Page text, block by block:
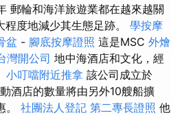
郵輪和海洋旅遊業都在越來越關
度地減少其生態足跡。 學按摩
盆 - 腳底按摩證照 這是MSC 外燴
灣開公司 地中海酒店和文化，經
小叮噹附近推拿 該公司成立於
酒店的數量將由另外10艘船擴
。 社團法人登記 第二專長證照 他